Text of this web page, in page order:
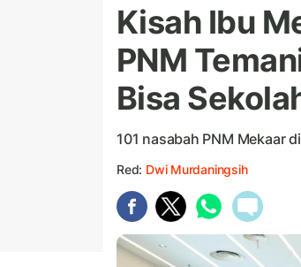
Kisah Ibu
PNM
Bisa
101 nasabah PNM Mekaar
Red: Dwi Murdaningsih